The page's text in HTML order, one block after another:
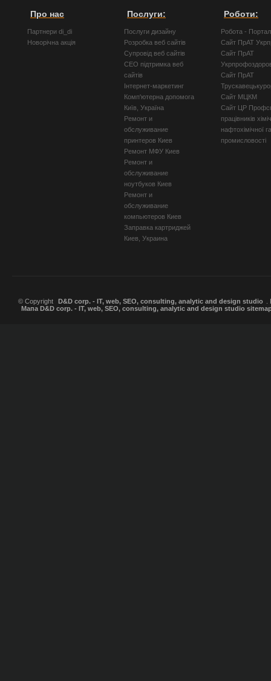
Про нас
Партнери di_di
Новорічна акція
Послуги:
Послуги дизайну
Розробка веб сайтів
Супровід веб сайтів
СЕО підтримка веб
сайтів
Інтернет-маркетинг
Комп'ютерна допомога
Київ, Україна
Ремонт и
обслуживание
принтеров Киев
Ремонт МФУ Киев
Ремонт и
обслуживание
ноутбуков Киев
Ремонт и
обслуживание
компьютеров Киев
Заправка картриджей
Киев, Украина
Роботи:
Робота -
Сайт ПрАТ
Сайт ПрАТ
Сайт ПрАТ
Сайт МЦКМ
Сайт ЦР
працівників
нафтохімічної
промисловості
© Copyright D&D corp. - IT, web, SEO, consulting, analytic and design studio
Мапа D&D corp. - IT, web, SEO, consulting, analytic and design studio